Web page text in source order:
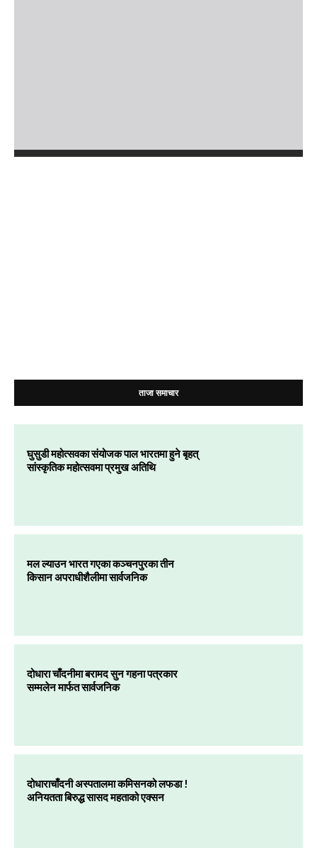
ताजा समाचार
घुसुडी महोत्सवका संयोजक पाल भारतमा हुने बृहत्
सांस्कृतिक महोत्सवमा प्रमुख अतिथि
मल ल्याउन भारत गएका कञ्चनपुरका तीन
किसान अपराधीशैलीमा सार्वजनिक
दोधारा चाँदनीमा बरामद सुन गहना पत्रकार
सम्मलेन मार्फत सार्वजनिक
दोधाराचाँदनी अस्पतालमा कमिसनको लफडा !
अनियतता बिरुद्ध सासद महताको एक्सन